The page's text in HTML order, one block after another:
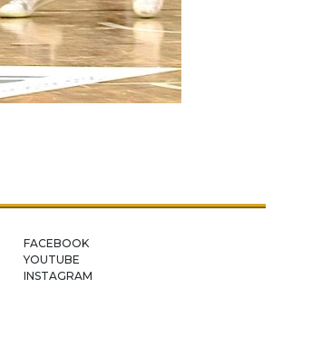
FACEBOOK
YOUTUBE
INSTAGRAM